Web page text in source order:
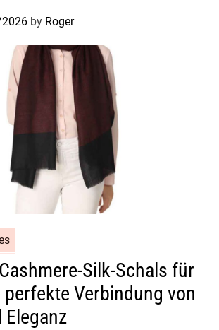
by Roger
Silk-Schals für
perfekte Verbindung von
Eleganz